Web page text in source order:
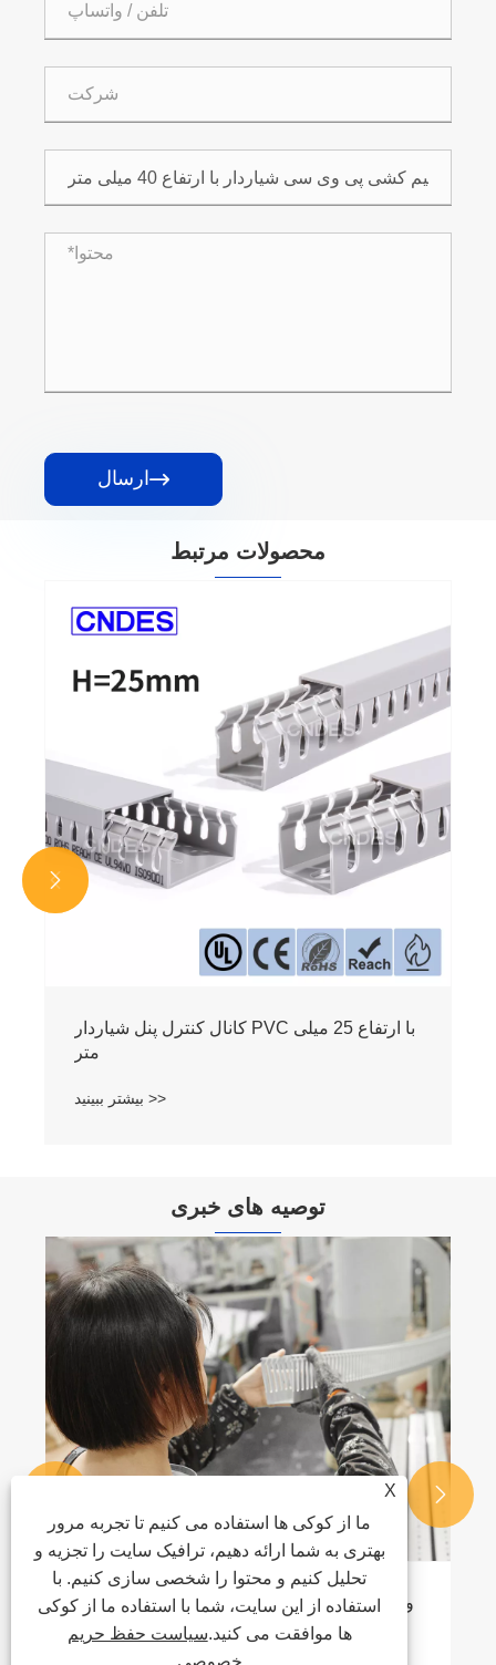
ارسال 
محصولات مرتبط
کانال مدیریت کابل پی وی سی شیاردار با ارتفاع


توصیه های خبری
یک کانال کابلی کاملاً بسته بهترین راه حل برای
سیم کشی صنعتی ایمن و سازمان یافته است
بیشتر ببینید >>

X
ما از کوکی ها استفاده می کنیم تا تجربه مرور
بهتری به شما ارائه دهیم، ترافیک سایت را تجزیه و
تحلیل کنیم و محتوا را شخصی سازی کنیم. با
استفاده از این سایت، شما با استفاده ما از کوکی
ها موافقت می کنید.سیاست حفظ حریم
خصوصی